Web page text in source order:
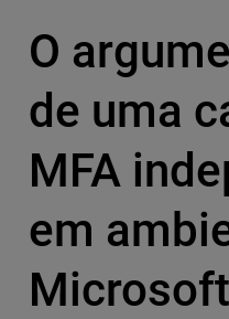
O
de uma
MFA
em
Microsoft